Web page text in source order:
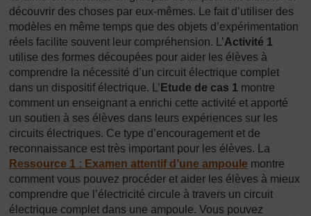
découvrir des choses par eux-mêmes. Le fait d’utiliser des
modèles en même temps que des objets d’expérimentation
réels facilite souvent leur compréhension. L’Activité 1
utilise des formes découpées pour aider les élèves à
comprendre la nécessité d’un circuit électrique complet
dans un dispositif électrique. L’ Etude de cas 1 montre
comment un enseignant a enrichi cette activité et apporté
un soutien à ses élèves dans leurs expériences sur les
circuits électriques. Ce type d’encouragement et de
reconnaissance est très important pour les élèves. La
Ressource 1 : Examen attentif d’une ampoule montre
comment vous pouvez procéder et aider les élèves à mieux
comprendre que l’électricité circule à travers un circuit
électrique complet dans une ampoule. Vous pouvez